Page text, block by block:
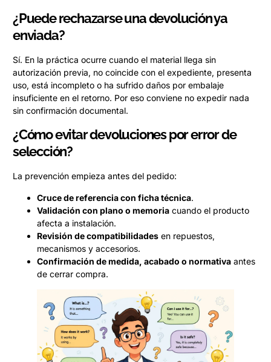
¿Puede rechazarse una devolución ya
enviada?
Sí. En la práctica ocurre cuando el material llega sin
autorización previa, no coincide con el expediente, presenta
uso, está incompleto o ha sufrido daños por embalaje
insuficiente en el retorno. Por eso conviene no expedir nada
sin confirmación documental.
¿Cómo evitar devoluciones por error de
selección?
La prevención empieza antes del pedido:
Cruce de referencia con ficha técnica.
Validación con plano o memoria cuando el producto
afecta a instalación.
Revisión de compatibilidades en repuestos,
mecanismos y accesorios.
Confirmación de medida, acabado o normativa antes
de cerrar compra.